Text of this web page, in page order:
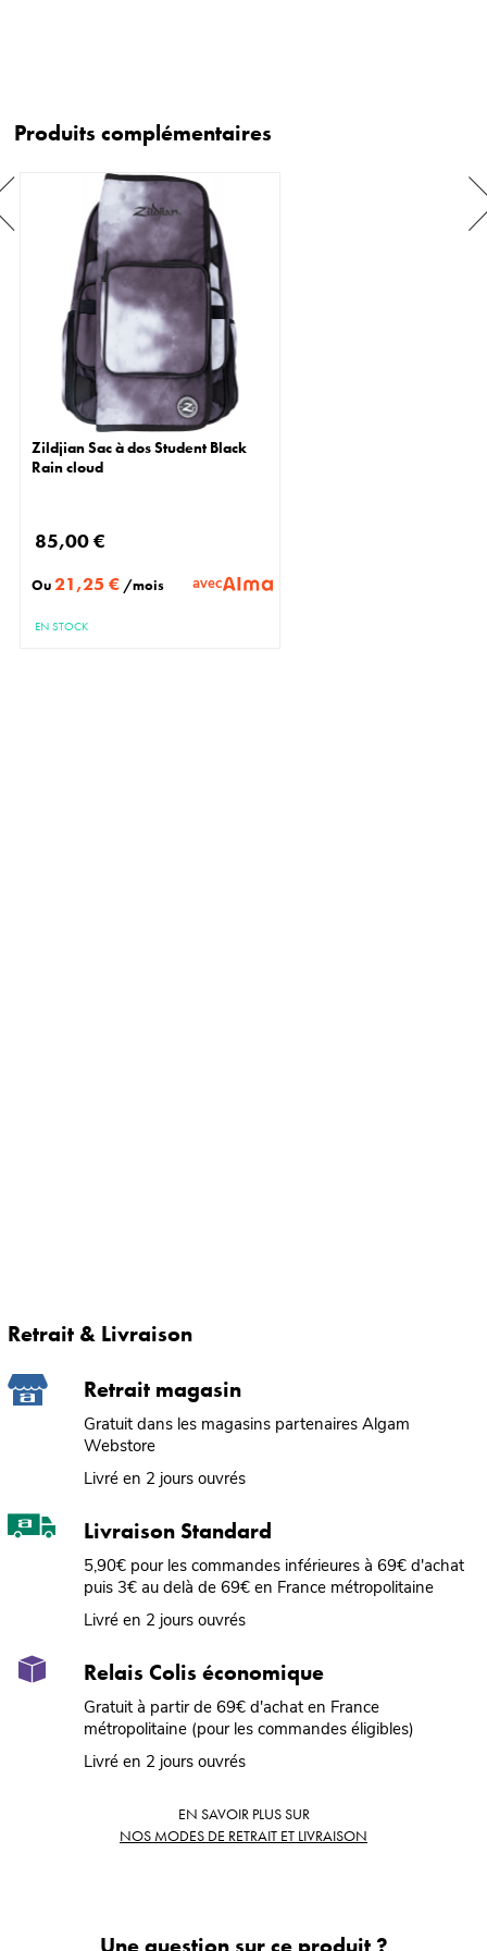
Produits complémentaires
Zildjian Sac à dos Student Black
Rain cloud
85,00 €
Ou21,25 € /mois avec
EN STOCK
Retrait & Livraison
Retrait magasin
Gratuit dans les magasins partenaires Algam
Webstore
Livré en 2 jours ouvrés
Livraison Standard
5,90€ pour les commandes inférieures à 69€ d'achat
puis 3€ au delà de 69€ en France métropolitaine
Livré en 2 jours ouvrés
Relais Colis économique
Gratuit à partir de 69€ d'achat en France
métropolitaine (pour les commandes éligibles)
Livré en 2 jours ouvrés
EN SAVOIR PLUS SUR
NOS MODES DE RETRAIT ET LIVRAISON